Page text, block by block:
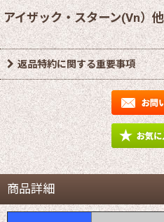
アイザック・スターン(Vn）
返品特約に関する重要事項
商品詳細